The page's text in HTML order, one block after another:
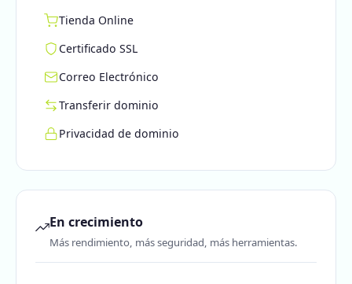
Tienda Online
Certificado SSL
Correo Electrónico
Transferir dominio
Privacidad de dominio
En crecimiento
Más rendimiento, más seguridad, más herramientas.